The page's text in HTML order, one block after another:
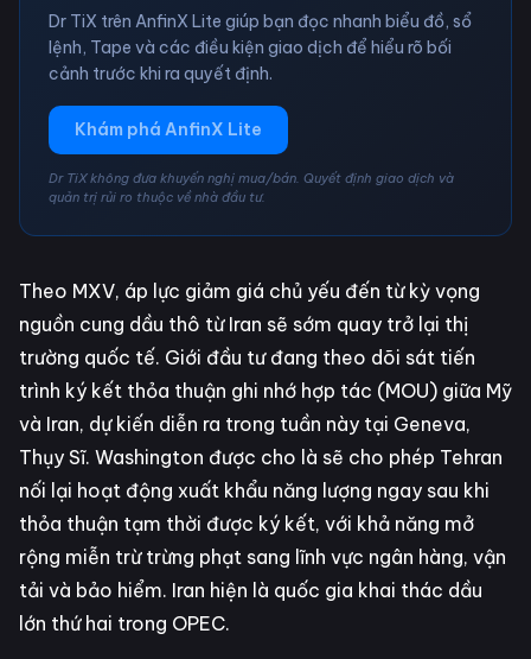
Dr TiX trên AnfinX Lite giúp bạn đọc nhanh biểu đồ, sổ
lệnh, Tape và các điều kiện giao dịch để hiểu rõ bối
cảnh trước khi ra quyết định.
Khám phá AnfinX Lite
Dr TiX không đưa khuyến nghị mua/bán. Quyết định giao dịch và
quản trị rủi ro thuộc về nhà đầu tư.
Theo MXV, áp lực giảm giá chủ yếu đến từ kỳ vọng
nguồn cung dầu thô từ Iran sẽ sớm quay trở lại thị
trường quốc tế. Giới đầu tư đang theo dõi sát tiến
trình ký kết thỏa thuận ghi nhớ hợp tác (MOU) giữa Mỹ
và Iran, dự kiến diễn ra trong tuần này tại Geneva,
Thụy Sĩ. Washington được cho là sẽ cho phép Tehran
nối lại hoạt động xuất khẩu năng lượng ngay sau khi
thỏa thuận tạm thời được ký kết, với khả năng mở
rộng miễn trừ trừng phạt sang lĩnh vực ngân hàng, vận
tải và bảo hiểm. Iran hiện là quốc gia khai thác dầu
lớn thứ hai trong OPEC.